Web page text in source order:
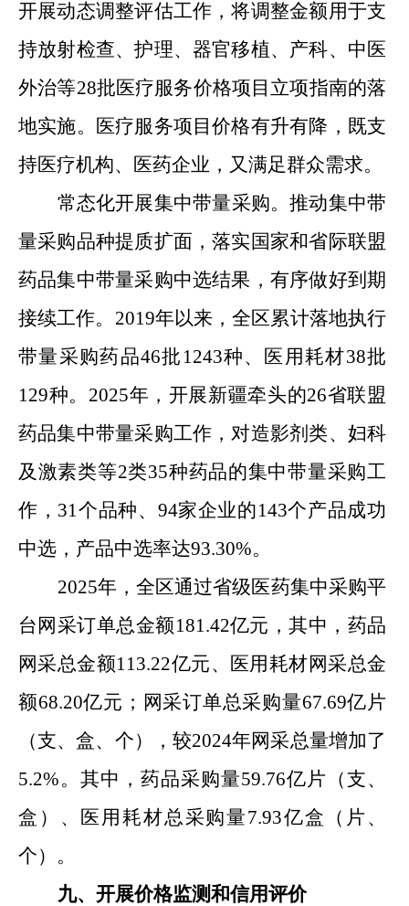
开展动态调整评估工作，将调整金额用于支
持放射检查、护理、器官移植、产科、中医
外治等28批医疗服务价格项目立项指南的落
地实施。医疗服务项目价格有升有降，既支
持医疗机构、医药企业，又满足群众需求。
常态化开展集中带量采购。推动集中带
量采购品种提质扩面，落实国家和省际联盟
药品集中带量采购中选结果，有序做好到期
接续工作。 2019年以来，全区累计落地执行
带量采购药品46批 1243种、医用耗材38批
129种。 2025年， 开展新疆牵头的26省联盟
药品集中带量采购工作，对造影剂类、妇科
及激素类等2类35种药品的集中带量采购工
作， 31个品种、 94家企业的143个产品成功
中选，产品中选率达93.30%。
2025年， 全区通过省级医药集中采购平
台网采订单总金额181.42亿元，其中，药品
网采总金额113.22亿元、医用耗材网采总金
额68.20亿元；网采订单总采购量67.69亿片
（支、盒、个），较2024年网采总量增加了
5.2%。其中，药品采购量59.76亿片（支、
盒）、医用耗材总采购量7.93亿盒（片、
个）。
九、 开展价格监测和信用评价